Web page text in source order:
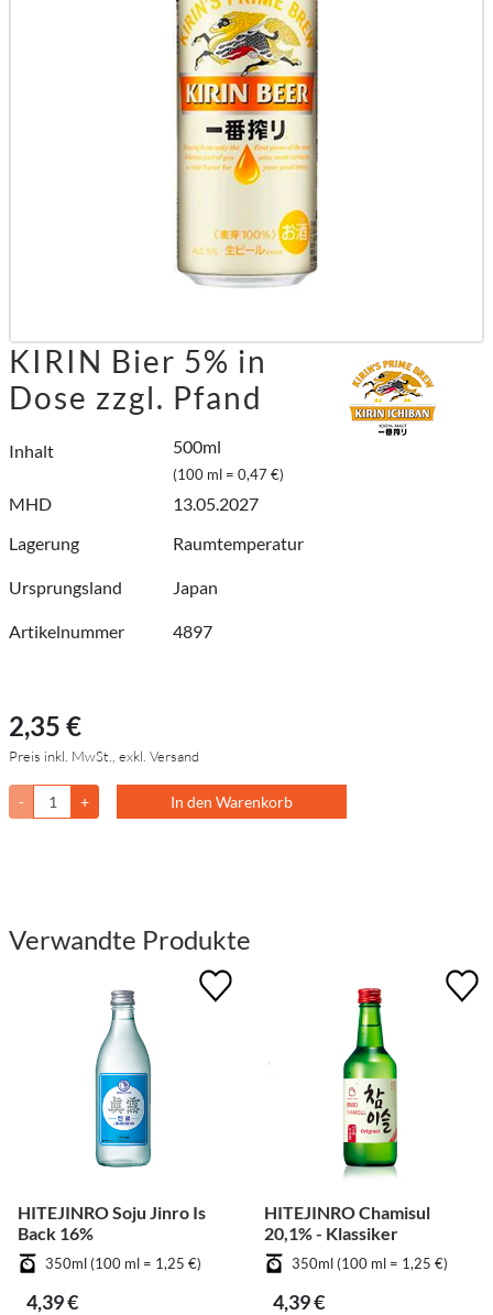
KIRIN Bier 5% in
Dose zzgl. Pfand
Inhalt 500ml
(100 ml = 0,47 €)
MHD
13.05.2027
Lagerung
Raumtemperatur
Ursprungsland Japan
Artikelnummer 4897
2,35 €
Preis inkl. MwSt., exkl. Versand
- + In den Warenkorb
Verwandte Produkte
HITEJINRO Soju Jinro Is
Back 16%
350ml (100 ml = 1,25 €)
4,39 €
HITEJINRO Chamisul
20,1% - Klassiker
350ml (100 ml = 1,25 €)
4,39 €